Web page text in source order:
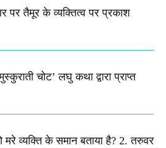
पर तैमूर के व्यक्तित्व पर प्रकाश
चोट’ लघु कथा द्वारा प्राप्त
मरे व्यक्ति के समान बताया है? 2. तरुवर